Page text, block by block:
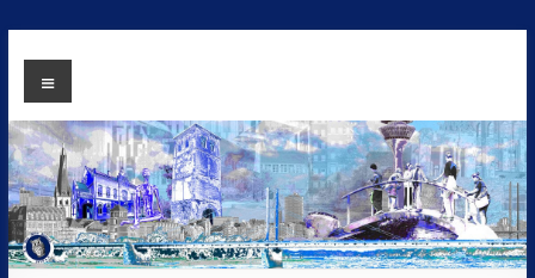
Inhalt
springen
KG
Blau
Weiss
Büderich
1958
Menü